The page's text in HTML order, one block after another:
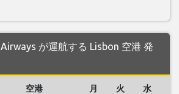
が運航する Lisbon 空港 発
空港 月 火 水